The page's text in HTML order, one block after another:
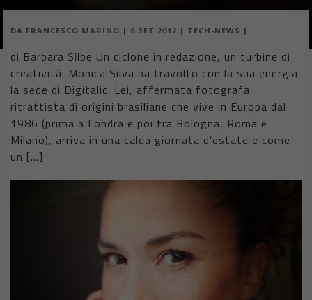
DA FRANCESCO MARINO | 6 SET 2012 | TECH-NEWS |
di Barbara Silbe Un ciclone in redazione, un turbine di
creatività: Monica Silva ha travolto con la sua energia
la sede di Digitalic. Lei, affermata fotografa
ritrattista di origini brasiliane che vive in Europa dal
1986 (prima a Londra e poi tra Bologna, Roma e
Milano), arriva in una calda giornata d’estate e come
un […]